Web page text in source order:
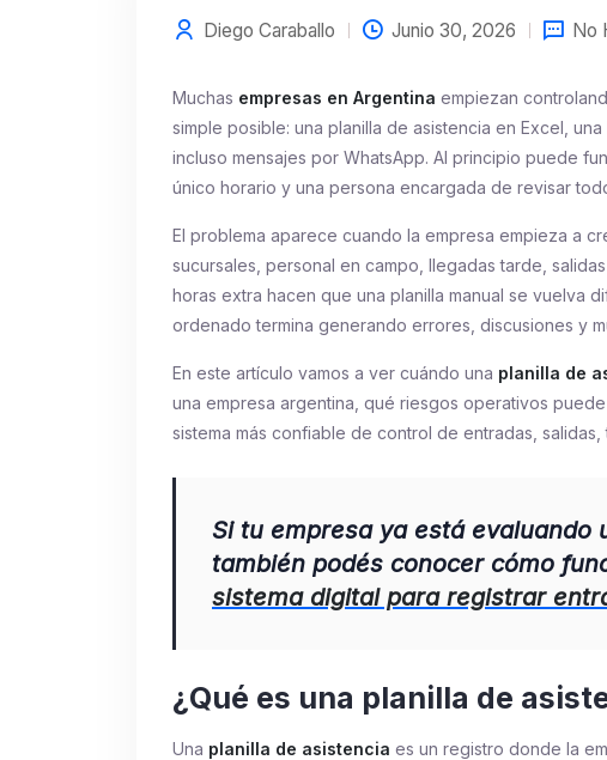
Diego Caraballo Junio 30, 2026 No
Muchas empresas en Argentina empiezan
simple posible: una planilla de asistencia en Excel,
incluso mensajes por WhatsApp. Al principio puede
único horario y una persona encargada de revisar
El problema aparece cuando la empresa empieza a
sucursales, personal en campo, llegadas tarde,
horas extra hacen que una planilla manual se vuelva
ordenado termina generando errores, discusiones y
En este artículo vamos a ver cuándo una planilla de
una empresa argentina, qué riesgos operativos
sistema más confiable de control de entradas,
Si tu empresa ya está evaluando
también podés conocer cómo
sistema digital para registrar
¿Qué es una planilla de
Una planilla de asistencia es un registro donde la